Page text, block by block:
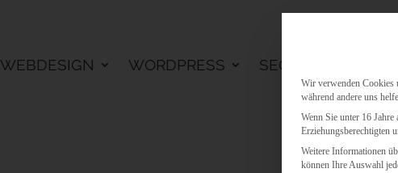
WEBDESIGN WORDPRESS SEO
Wir verwenden Cookies
während andere uns
Wenn Sie unter 16
Erziehungsberechtigten
Weitere Informationen
können Ihre Auswahl